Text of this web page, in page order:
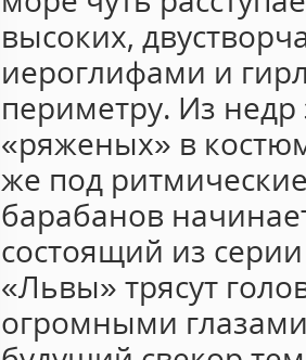
высоких,
иероглифами и
периметру. Из недр
«ряженых» в
же под
барабанов
состоящий из
«Львы» трясут
огромными